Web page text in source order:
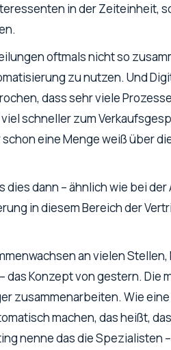
in der Zeiteinheit,
oftmals nicht so
zu nutzen. Und
dass sehr viele
schneller zum
eine Menge weiß über
dies dann – ähnlich wie bei
in diesem Bereich der
an vielen
das Konzept von gestern. Die
zusammenarbeiten. Wie eine
machen, das heißt,
nenne das die Spezialisten